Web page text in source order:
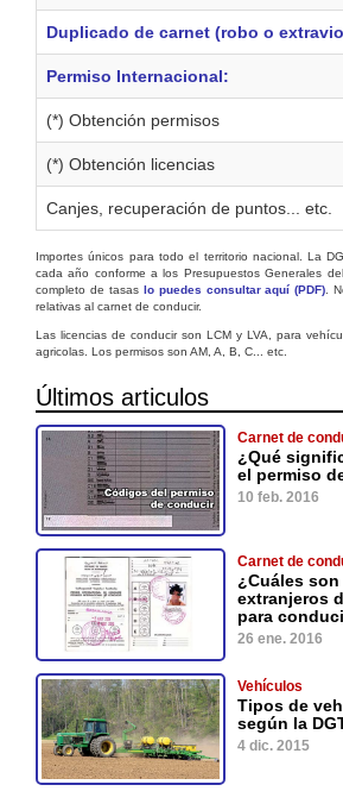
Duplicado de carnet (robo o
Permiso Internacional:
(*) Obtención permisos
(*) Obtención licencias
Canjes, recuperación de puntos... etc.
Importes únicos para todo el territorio nacional. La
cada año conforme a los Presupuestos Generales
completo de tasas lo puedes consultar aquí (PDF) .
relativas al carnet de conducir.
Las licencias de conducir son LCM y LVA, para
agricolas. Los permisos son AM, A, B, C... etc.
Últimos articulos
Carnet de
¿Qué
el permiso
10 feb. 2016
Carnet de
¿Cuáles
extranjeros
para
26 ene. 2016
Vehículos
Tipos de
según la
4 dic. 2015